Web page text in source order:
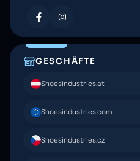
GESCHÄFTE
Shoesindustries.at
Shoesindustries.com
Shoesindustries.cz